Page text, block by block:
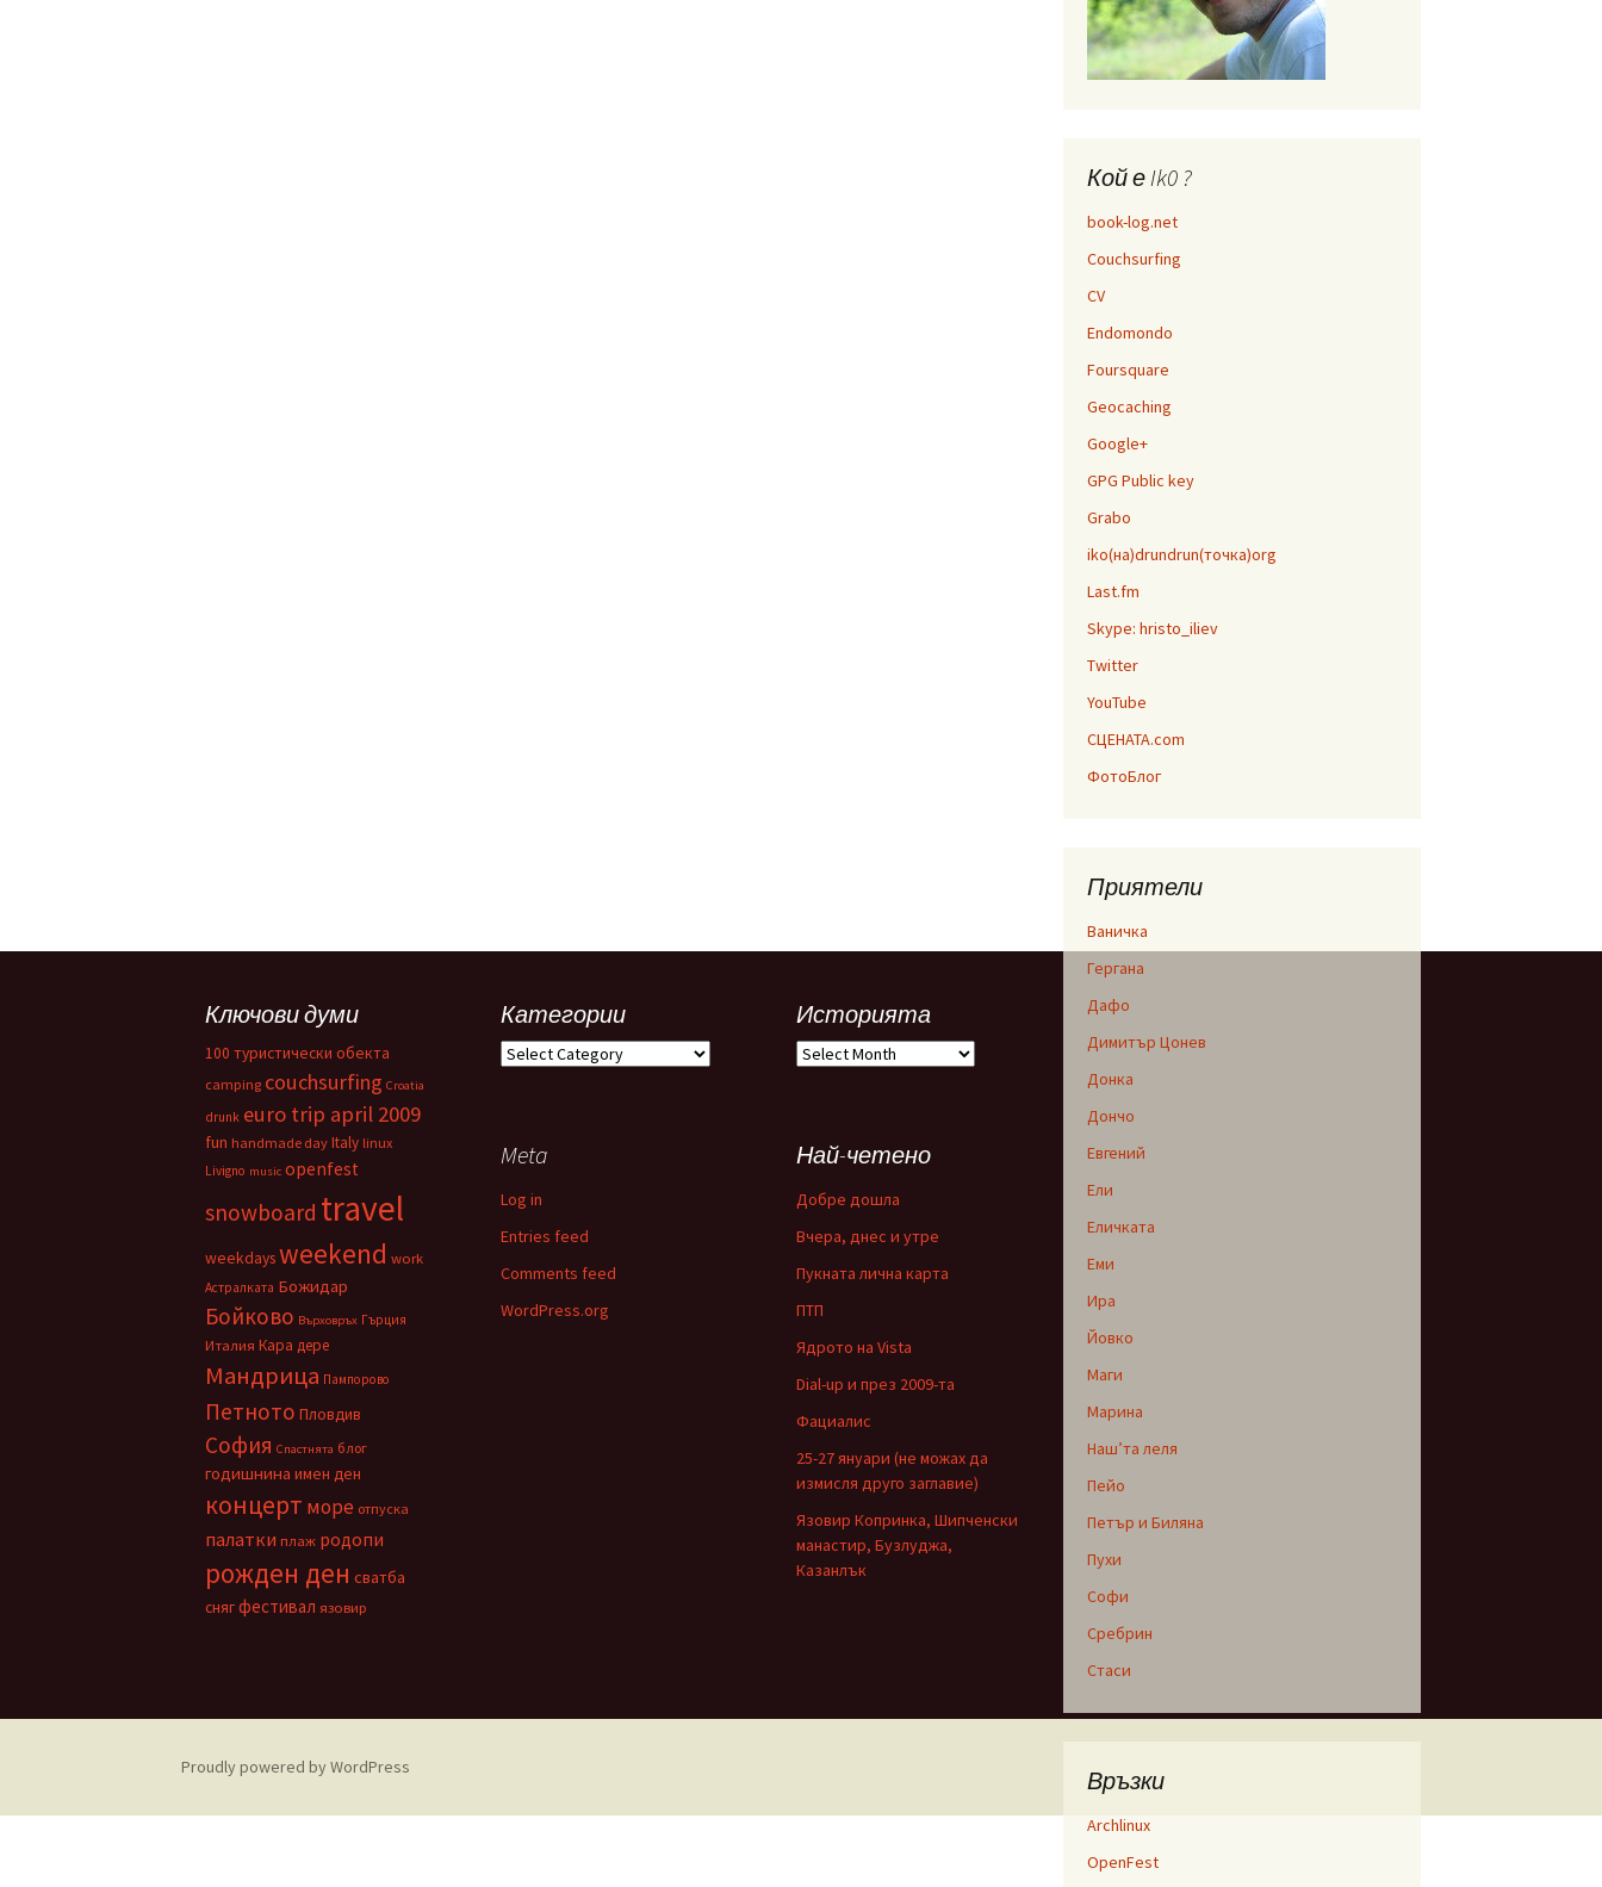
Кой е Ik0 ?
book-log.net
Couchsurfing
CV
Endomondo
Foursquare
Geocaching
Google+
GPG Public key
Grabo
iko(на)drundrun(точка)org
Last.fm
Skype: hristo_iliev
Twitter
YouTube
СЦЕНАТА.com
ФотоБлог
Приятели
Ваничка
Гергана
Дафо
Димитър Цонев
Донка
Дончо
Евгений
Ели
Еличката
Еми
Ира
Йовко
Маги
Марина
Наш’та леля
Пейо
Петър и Биляна
Пухи
Софи
Сребрин
Стаси
Връзки
Archlinux
OpenFest
Ключови думи
100 туристически обекта
camping couchsurfing Croatia
drunk euro trip april 2009
fun handmade day Italy linux
Livigno music openfest
snowboard travel
weekdaysweekend work
Астралката Божидар
Бойково Върховръх Гърция
Италия Кара дере
Мандрица Пампорово
Петното Пловдив
София Спастнята блог
годишнина имен ден
концерт море отпуска
палатки плаж родопи
рожден ден сватба
снягфестивал язовир
Категории
Категории
Историята
Историята
Meta
Log in
Entries feed
Comments feed
WordPress.org
Най-четено
Добре дошла
Вчера, днес и утре
Пукната лична карта
ПТП
Ядрото на Vista
Dial-up и през 2009-та
Фациалис
25-27 януари (не можах да
измисля друго заглавие)
Язовир Копринка, Шипченски
манастир, Бузлуджа,
Казанлък
Proudly powered by WordPress